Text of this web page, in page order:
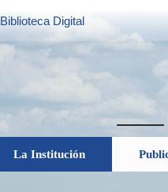
Biblioteca Digital
La Institución